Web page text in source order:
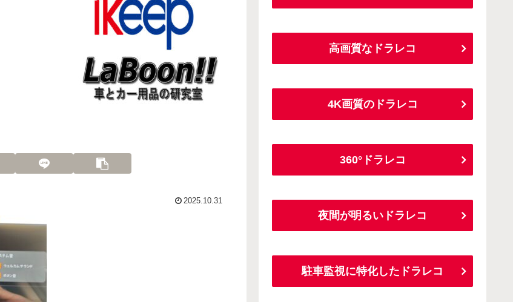
2025.10.31
高画質なドラレコ
4K画質のドラレコ
360°ドラレコ
夜間が明るいドラレコ
駐車監視に特化したドラレコ